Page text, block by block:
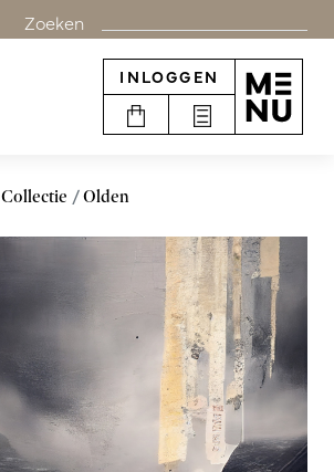
Zoeken
INLOGGEN
Collectie Olden